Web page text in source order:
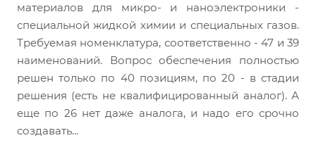
материалов для микро- и наноэлектроники -
специальной жидкой химии и специальных газов.
Требуемая номенклатура, соответственно - 47 и 39
наименований. Вопрос обеспечения полностью
решен только по 40 позициям, по 20 - в стадии
решения (есть не квалифицированный аналог). А
еще по 26 нет даже аналога, и надо его срочно
создавать...